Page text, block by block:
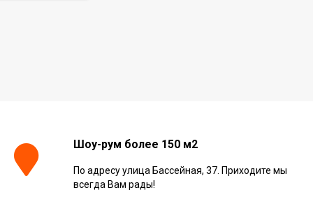
Керамогранит
Шоу-рум более 150 м2
По адресу улица Бассейная, 37. Приходите мы
всегда Вам рады!